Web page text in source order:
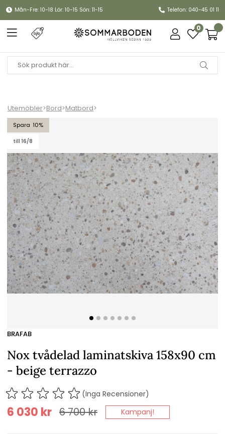
Mån-Fre: 10-18 Lör: 10-15 Sön: 11-15 Telefon: 040-45 01 11
0
Utemöbler>Bord>Matbord>
10
till 16/8
Nox tvådelad laminatskiva 158x90 cm - beige terrazzo
BRAFAB
Nox tvådelad laminatskiva 158x90 cm
- beige terrazzo
(Inga Recensioner)
6 700kr
6 030 kr Kampanj!